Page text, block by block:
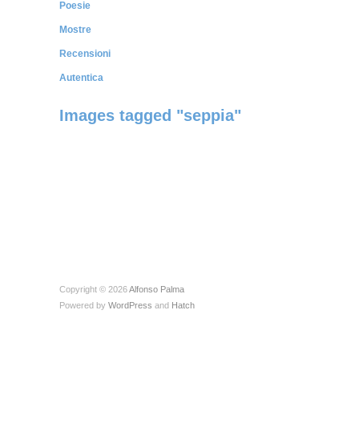
Poesie
Mostre
Recensioni
Autentica
Images tagged "seppia"
Copyright © 2026Alfonso Palma
Powered by WordPress and Hatch